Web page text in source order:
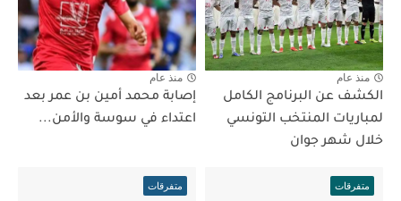
منذ عام
الكشف عن البرنامج الكامل
لمباريات المنتخب التونسي
خلال شهر جوان
منذ عام
إصابة محمد أمين بن عمر بعد
اعتداء في سوسة والأمن...
متفرقات متفرقات